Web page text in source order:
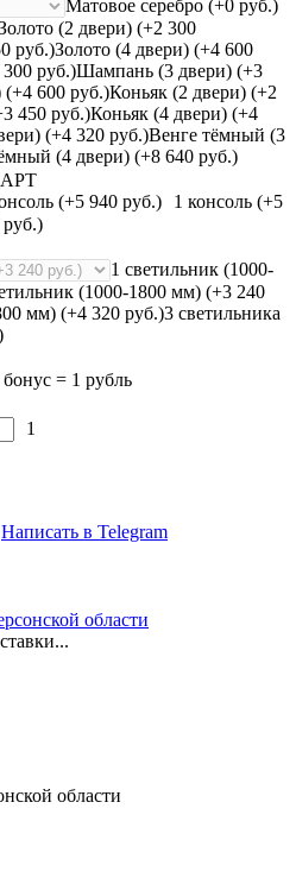
Матовое серебро (+0 руб.)
(2 двери) (+2 300
руб.)Золото (4 двери) (+4 600
руб.)Шампань (3 двери) (+3
600 руб.)Коньяк (2 двери) (+2
450 руб.)Коньяк (4 двери) (+4
(+4 320 руб.)Венге тёмный (3
(4 двери) (+8 640 руб.)
(+5 940 руб.)
1 консоль (+5
руб.)
1 светильник (1000-
(1000-1800 мм) (+3 240
мм) (+4 320 руб.)3 светильника
бонус = 1 рубль
1
Написать в Telegram
области
области